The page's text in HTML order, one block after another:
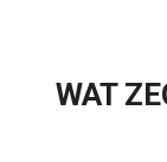
WAT